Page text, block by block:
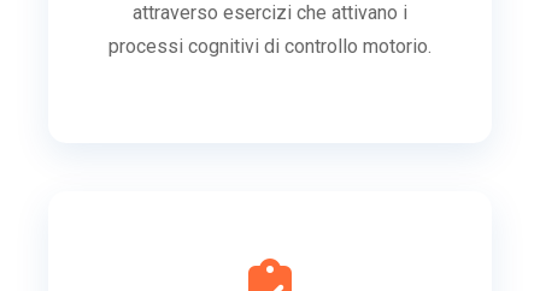
attraverso esercizi che attivano i
processi cognitivi di controllo motorio.